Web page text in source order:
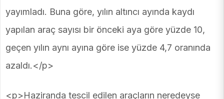
yayımladı. Buna göre, yılın altıncı ayında kaydı
yapılan araç sayısı bir önceki aya göre yüzde 10,
geçen yılın aynı ayına göre ise yüzde 4,7 oranında
azaldı.</p>
<p>Haziranda tescil edilen araçların neredeyse